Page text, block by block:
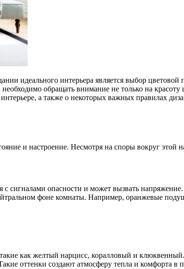
идеального интерьера является выбор цветовой
обращать внимание не только на красоту
а также о некоторых важных правилах
и настроение. Несмотря на споры вокруг этой
сигналами опасности и может вызвать
фоне комнаты. Например, оранжевые
как желтый нарцисс, коралловый и
оттенки создают атмосферу тепла и комфорта в